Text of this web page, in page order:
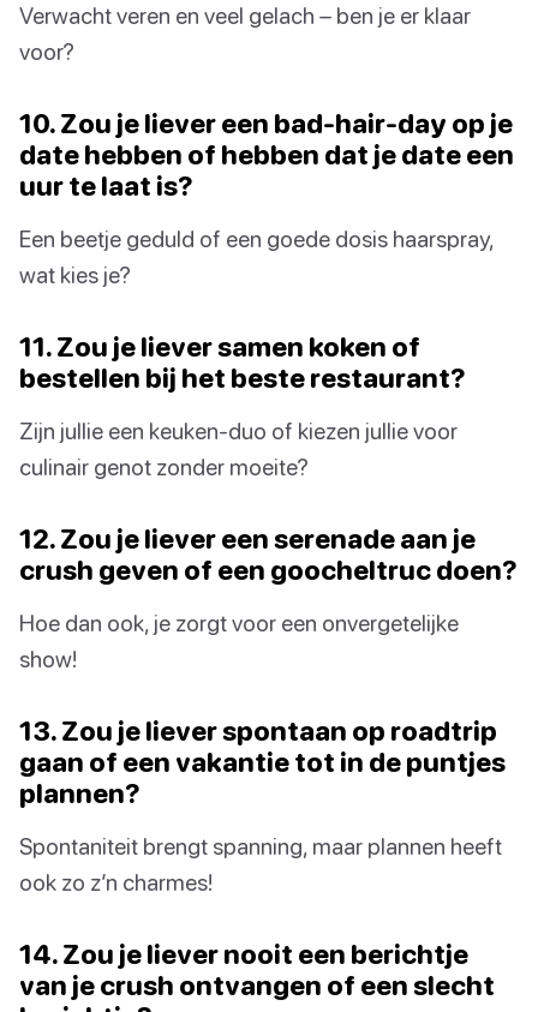
Verwacht veren en veel gelach – ben je er klaar
voor?
10. Zou je liever een bad-hair-day op je
date hebben of hebben dat je date een
uur te laat is?
Een beetje geduld of een goede dosis haarspray,
wat kies je?
11. Zou je liever samen koken of
bestellen bij het beste restaurant?
Zijn jullie een keuken-duo of kiezen jullie voor
culinair genot zonder moeite?
12. Zou je liever een serenade aan je
crush geven of een goocheltruc doen?
Hoe dan ook, je zorgt voor een onvergetelijke
show!
13. Zou je liever spontaan op roadtrip
gaan of een vakantie tot in de puntjes
plannen?
Spontaniteit brengt spanning, maar plannen heeft
ook zo z’n charmes!
14. Zou je liever nooit een berichtje
van je crush ontvangen of een slecht